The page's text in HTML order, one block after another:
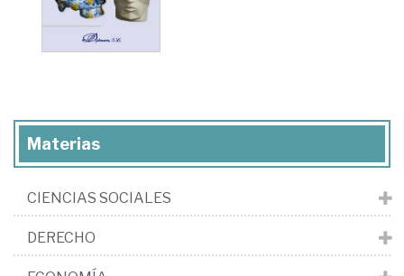
Materias
CIENCIAS SOCIALES
DERECHO